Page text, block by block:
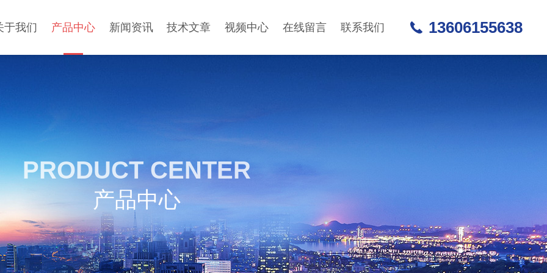
于我们 产品中心 新闻资讯 技术文章 视频中心 在线留言 联系我们 13606155638
PRODUCT CENTER
产品中心